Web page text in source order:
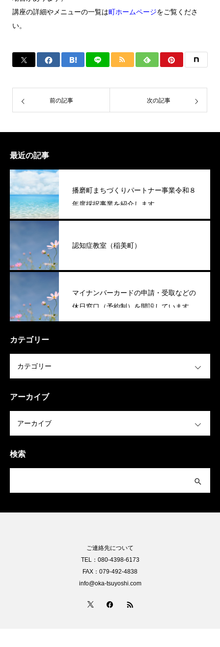
講座の詳細やメニューの一覧は町ホームページをご覧くださ
い。
前の記事 次の記事
最近の記事
播磨町まちづくりパートナー事業令和８
年度採択事業を紹介します
認知症教室（稲美町）
マイナンバーカードの申請・受取などの
休日窓口（予約制）を開設しています
（稲美町）
カテゴリー
アーカイブ
検索
ご連絡先について
TEL：080-4398-6173
FAX：079-492-4838
info@oka-tsuyoshi.com